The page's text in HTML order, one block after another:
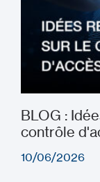
BLOG :
contrôle
10/06/2026